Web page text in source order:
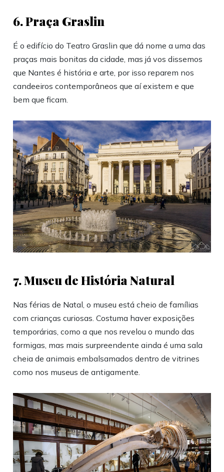
6. Praça Graslin
É o edifício do Teatro Graslin que dá nome a uma das
praças mais bonitas da cidade, mas já vos dissemos
que Nantes é história e arte, por isso reparem nos
candeeiros contemporâneos que aí existem e que
bem que ficam.
7. Museu de História Natural
Nas férias de Natal, o museu está cheio de famílias
com crianças curiosas. Costuma haver exposições
temporárias, como a que nos revelou o mundo das
formigas, mas mais surpreendente ainda é uma sala
cheia de animais embalsamados dentro de vitrines
como nos museus de antigamente.